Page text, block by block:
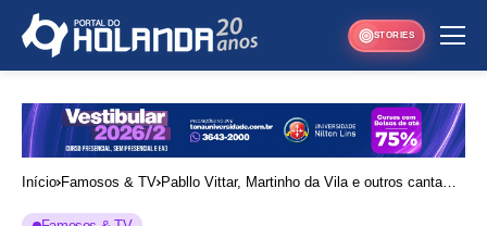
STORIES
Início Famosos & TV Pabllo Vittar, Martinho da Vila e outros cantam